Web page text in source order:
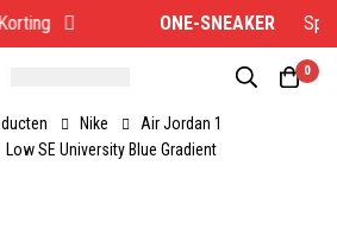
ONE-SNEAKER
0
Nike
Air Jordan 1
SE University Blue Gradient